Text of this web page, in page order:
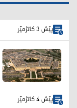
پێش 3 کاتژمێر
پێش 4 کاتژمێر